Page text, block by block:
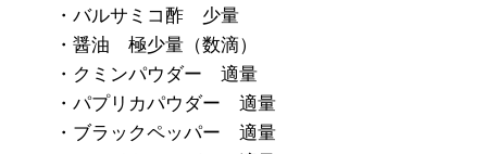
・バルサミコ酢 少量
・醤油 極少量（数滴）
・クミンパウダー 適量
・パプリカパウダー 適量
・ブラックペッパー 適量